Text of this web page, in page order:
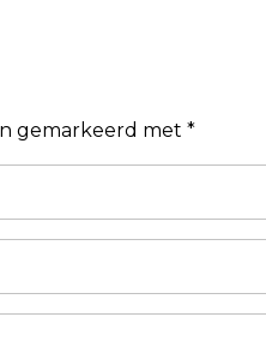
gemarkeerd met *